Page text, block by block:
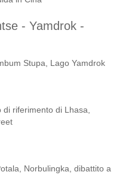
- Yamdrok -
Stupa, Lago Yamdrok
di riferimento di Lhasa,
Norbulingka, dibattito a